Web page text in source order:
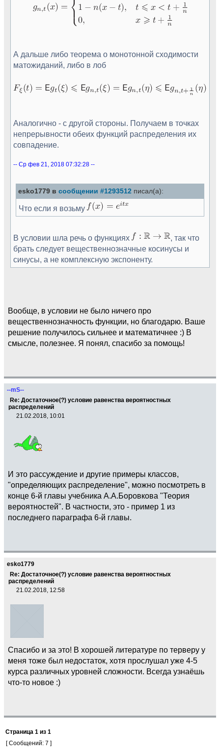
А дальше либо теорема о монотонной сходимости
матожиданий, либо в лоб
Аналогично - с другой стороны. Получаем в точках
непрерывности обеих функций распределения их
совпадение.
-- Ср фев 21, 2018 07:32:28 --
esko1779 в сообщении #1293512 писал(а):
Что если я возьму
В условии шла речь о функциях
, так что
брать следует вещественнозначные косинусы и
синусы, а не комплексную экспоненту.
Вообще, в условии не было ничего про
вещественнозначность функции, но благодарю. Ваше
решение получилось сильнее и математичнее :) В
смысле, полезнее. Я понял, спасибо за помощь!
--mS--
Re: Достаточное(?) условие равенства вероятностных
распределений
21.02.2018, 10:01
И это рассуждение и другие примеры классов,
"определяющих распределение", можно посмотреть в
конце 6-й главы учебника А.А.Боровкова "Теория
вероятностей". В частности, это - пример 1 из
последнего параграфа 6-й главы.
esko1779
Re: Достаточное(?) условие равенства вероятностных
распределений
21.02.2018, 12:58
Спасибо и за это! В хорошей литературе по терверу у
меня тоже был недостаток, хотя прослушал уже 4-5
курса различных уровней сложности. Всегда узнаёшь
что-то новое :)
Страница 1 из 1
[ Сообщений: 7 ]